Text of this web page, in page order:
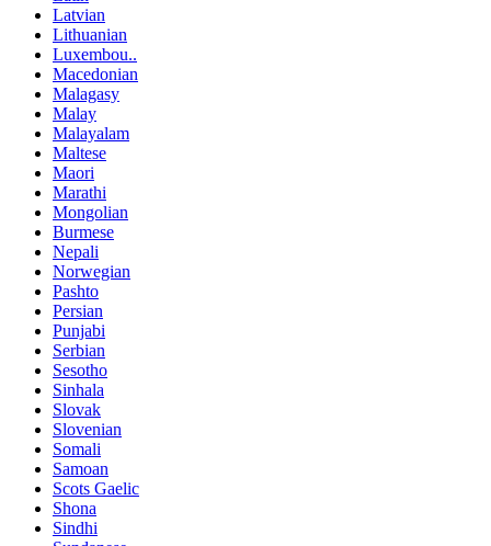
Latvian
Lithuanian
Luxembou..
Macedonian
Malagasy
Malay
Malayalam
Maltese
Maori
Marathi
Mongolian
Burmese
Nepali
Norwegian
Pashto
Persian
Punjabi
Serbian
Sesotho
Sinhala
Slovak
Slovenian
Somali
Samoan
Scots Gaelic
Shona
Sindhi